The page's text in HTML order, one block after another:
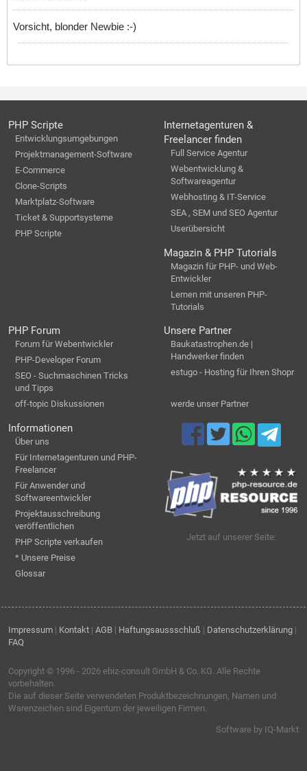
Vorsicht, blonder Newbie :-)
PHP Scripte
Entwicklungsumgebungen
Projektmanagement-Software
E-Commerce
Clone-Scripts
Marktplatz-Software
Ticket & Supportsysteme
PHP Scripte
Internetagenturen &
Freelancer finden
Full Service Agentur
Webentwicklung &
Softwareagentur
Webhosting & IT-Service
SEA , SEM und SEO Agentur
Userübersicht
Magazin & PHP Tutorials
Magazin für PHP- und Web-
Entwickler
Lernen mit unseren PHP-
Tutorials
PHP Forum
Forum für Webentwickler
PHP-Developer Forum
SEO - Suchmaschinen Tricks
und Tipps
off-topic Diskussionen
Unsere Partner
Baukatastrophen.de |
Handwerker finden
estugo - Hosting für Ihren Shopr
werde unser Partner
Informationen
Über uns
Für Internetagenturen und PHP-
Freelancer
Für Anwender und
Softwareentwickler
Projektausschreibung
veröffentlichen
PHP Scripte verkaufen
* Unsere Preise
Glossar
Jetzt auf unserer Seite:
Impressum | Kontakt | AGB | Haftungsaussschluß | Datenschutzerklärung |
FAQ
Copyright © 1996 - 2026 ebiz-consult GmbH & Co. KG. Alle Rechte
vorbehalten.
Die auf dieser Seite verwendeten Produktbezeichnungen, Namen und
Warenzeichen sind Eigentum der jeweiligen Firmen.
Software by IQ-Markt